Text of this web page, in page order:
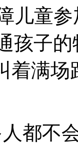
儿童
孩子
着满
都不